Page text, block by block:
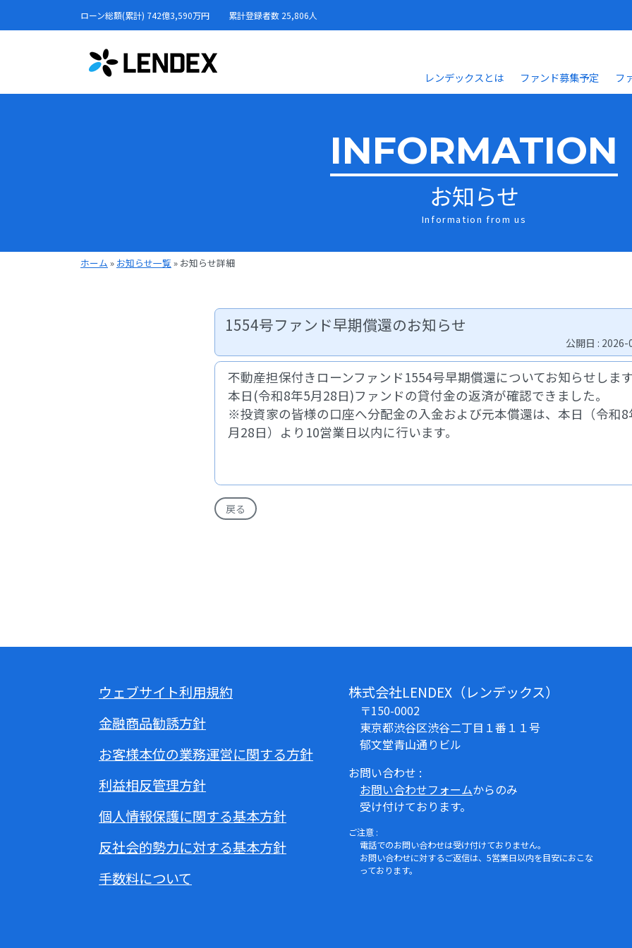
ローン総額(累計) 742億3,590万円 累計登録者数 25,806人
レンデックスとは ファンド募集予定 フ
INFORMATION
お知らせ
Information from us
ホーム » お知らせ一覧 » お知らせ詳細
1554号ファンド早期償還のお知らせ
公開日 :
不動産担保付きローンファンド1554号早期償還についてお知らせします
本日(令和8年5月28日)ファンドの貸付金の返済が確認できました。
※投資家の皆様の口座へ分配金の入金および元本償還は、本日（令和8
月28日）より10営業日以内に行います。
戻る
ウェブサイト利用規約
金融商品勧誘方針
お客様本位の業務運営に関する方針
利益相反管理方針
個人情報保護に関する基本方針
反社会的勢力に対する基本方針
手数料について
株式会社LENDEX（レンデックス）
〒150-0002
東京都渋谷区渋谷二丁目１番１１号
郁文堂青山通りビル
お問い合わせ :
お問い合わせフォームからのみ
受け付けております。
ご注意 :
電話でのお問い合わせは受け付けておりません。
お問い合わせに対するご返信は、5営業日以内を目安におこな
っております。